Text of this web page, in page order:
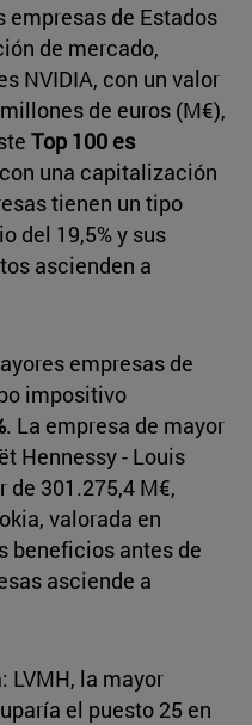
empresas de Estados
de mercado,
NVIDIA, con un valor
de euros (M€),
Top 100 es
una capitalización
tienen un tipo
del 19,5% y sus
ascienden a
empresas de
impositivo
. La empresa de mayor
Hennessy - Louis
de 301.275,4 M€,
valorada en
beneficios antes de
asciende a
LVMH, la mayor
el puesto 25 en